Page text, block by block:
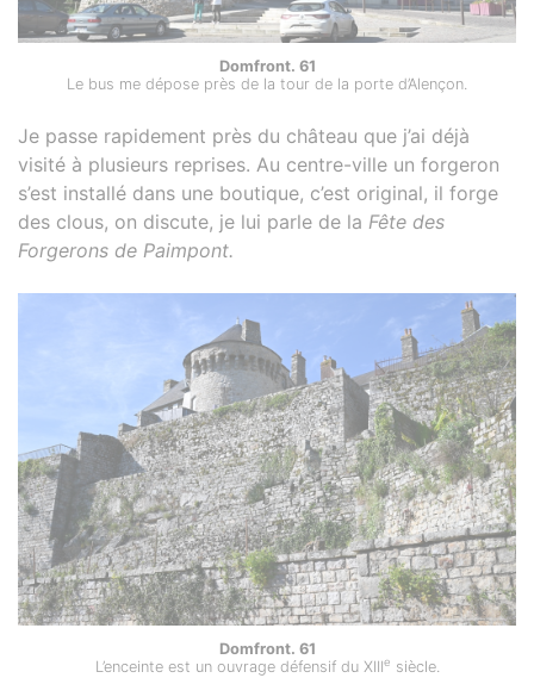
Domfront. 61
Le bus me dépose près de la tour de la porte d’Alençon.
Je passe rapidement près du château que j’ai déjà
visité à plusieurs reprises. Au centre-ville un forgeron
s’est installé dans une boutique, c’est original, il forge
des clous, on discute, je lui parle de la Fête des
Forgerons de Paimpont.
Domfront. 61
L’enceinte est un ouvrage défensif du XIIIe siècle.